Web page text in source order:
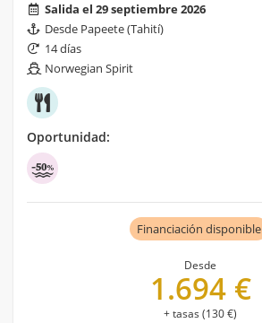
Salida el 29 septiembre 2026
Desde Papeete (Tahití)
14 días
Norwegian Spirit
Oportunidad:
Financiación disponible
Desde
1.694 €
+ tasas (130 €)